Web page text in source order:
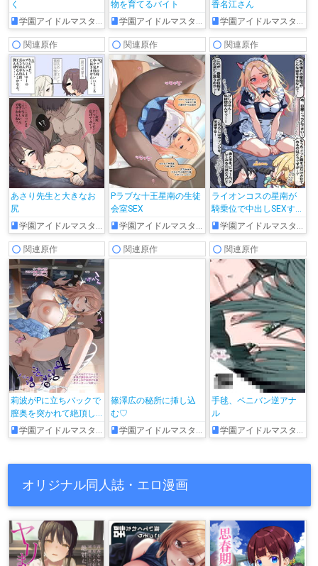
く
学園アイドルマスター
物を育てるバイト
学園アイドルマスター
香名江さん
学園アイドルマスター
関連原作
あさり先生と大きなお
尻
学園アイドルマスター
関連原作
Pラブな十王星南の生徒
会室SEX
学園アイドルマスター
関連原作
ライオンコスの星南が
騎乗位で中出しSEXする
♡学園アイドルマスター
関連原作
莉波がPに立ちバックで
膣奥を突かれて絶頂し
ちゃう!!
学園アイドルマスター
関連原作
篠澤広の秘所に挿し込
む♡
学園アイドルマスター
関連原作
手毬、ペニバン逆アナ
ル
学園アイドルマスター
オリジナル同人誌・エロ漫画